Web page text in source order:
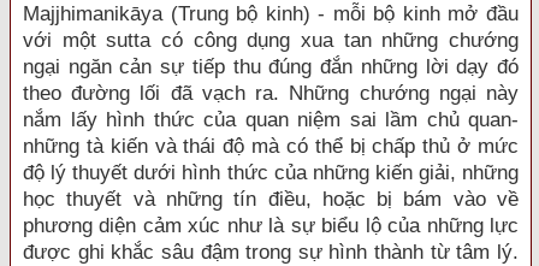
Majjhimanikāya (Trung bộ kinh) - mỗi bộ kinh mở đầu
với một sutta có công dụng xua tan những chướng
ngại ngăn cản sự tiếp thu đúng đắn những lời dạy đó
theo đường lối đã vạch ra. Những chướng ngại này
nắm lấy hình thức của quan niệm sai lầm chủ quan-
những tà kiến và thái độ mà có thể bị chấp thủ ở mức
độ lý thuyết dưới hình thức của những kiến giải, những
học thuyết và những tín điều, hoặc bị bám vào về
phương diện cảm xúc như là sự biểu lộ của những lực
được ghi khắc sâu đậm trong sự hình thành từ tâm lý.